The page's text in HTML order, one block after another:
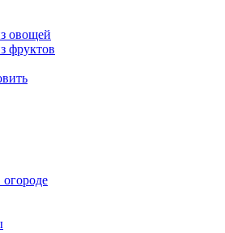
овощей
фруктов
огороде